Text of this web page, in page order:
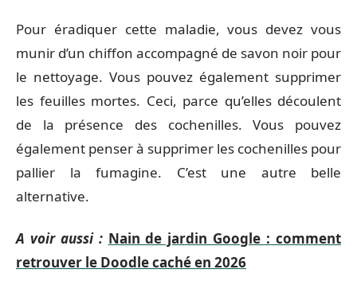
Pour éradiquer cette maladie, vous devez vous
munir d’un chiffon accompagné de savon noir pour
le nettoyage. Vous pouvez également supprimer
les feuilles mortes. Ceci, parce qu’elles découlent
de la présence des cochenilles. Vous pouvez
également penser à supprimer les cochenilles pour
pallier la fumagine. C’est une autre belle
alternative.
A voir aussi : Nain de jardin Google : comment
retrouver le Doodle caché en 2026